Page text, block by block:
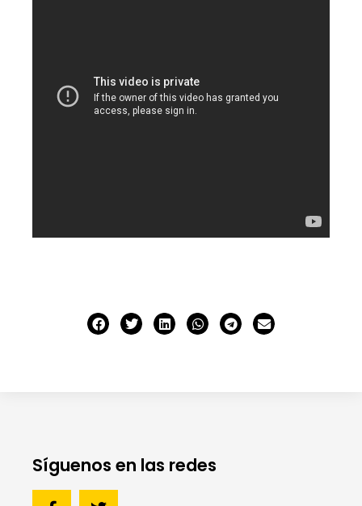
Síguenos en las redes